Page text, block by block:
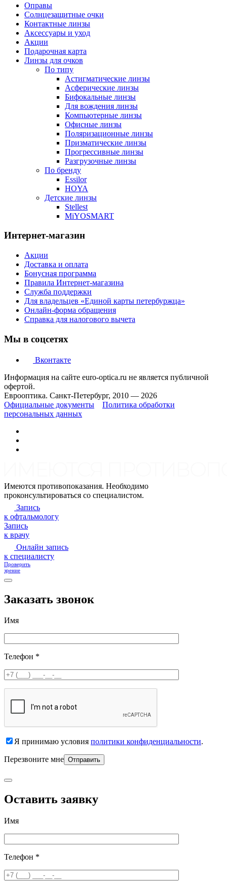
Оправы
Солнцезащитные очки
Контактные линзы
Аксессуары и уход
Акции
Подарочная карта
Линзы для очков
По типу
Астигматические линзы
Асферические линзы
Бифокальные линзы
Для вождения линзы
Компьютерные линзы
Офисные линзы
Поляризационные линзы
Призматические линзы
Прогрессивные линзы
Разгрузочные линзы
По бренду
Essilor
HOYA
Детские линзы
Stellest
MiYOSMART
Интернет-магазин
Акции
Доставка и оплата
Бонусная программа
Правила Интернет-магазина
Служба поддержки
Для владельцев «Единой карты петербуржца»
Онлайн-форма обращения
Справка для налогового вычета
Мы в соцсетях
Вконтакте
Информация на сайте euro-optica.ru не является публичной
офертой.
Еврооптика. Санкт-Петербург, 2010 — 2026
Официальные документы
Политика обработки
персональных данных
Имеются противопоказания. Необходимо
проконсультироваться со специалистом.
Запись
к офтальмологу
Запись
к врачу
Онлайн запись
к специалисту
Проверить
зрение
Заказать звонок
Имя
Телефон *
Я принимаю условия политики конфиденциальности.
Перезвоните мне
Оставить заявку
Имя
Телефон *